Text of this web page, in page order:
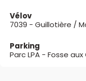
Vélov
7039 - Guillotière /
Parking
Parc LPA - Fosse aux